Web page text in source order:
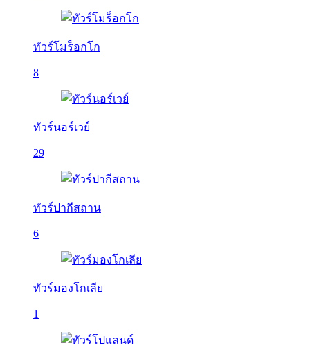
ทัวร์โมร็อกโก
8
ทัวร์นอร์เวย์
29
ทัวร์ปากีสถาน
6
ทัวร์มองโกเลีย
1